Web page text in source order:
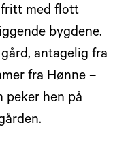
med flott
bygdene.
antagelig fra
fra Hønne –
peker hen på